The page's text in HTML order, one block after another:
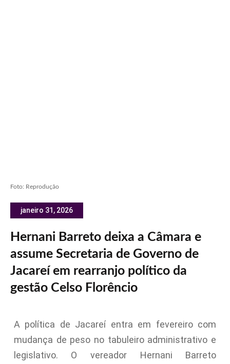
Foto: Reprodução
janeiro 31, 2026
Hernani Barreto deixa a Câmara e
assume Secretaria de Governo de
Jacareí em rearranjo político da
gestão Celso Florêncio
A política de Jacareí entra em fevereiro com
mudança de peso no tabuleiro administrativo e
legislativo. O vereador Hernani Barreto